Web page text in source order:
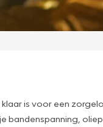
is voor een